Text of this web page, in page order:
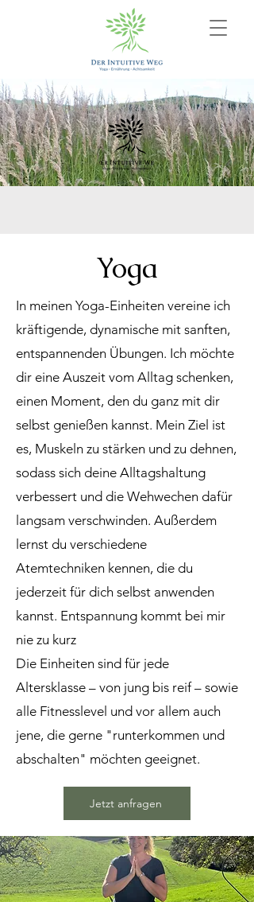
Yoga
In meinen Yoga-Einheiten vereine ich
kräftigende, dynamische mit sanften,
entspannenden Übungen. Ich möchte
dir eine Auszeit vom Alltag schenken,
einen Moment, den du ganz mit dir
selbst genießen kannst. Mein Ziel ist
es, Muskeln zu stärken und zu dehnen,
sodass sich deine Alltagshaltung
verbessert und die Wehwechen dafür
langsam verschwinden. Außerdem
lernst du verschiedene
Atemtechniken kennen, die du
jederzeit für dich selbst anwenden
kannst. Entspannung kommt bei mir
nie zu kurz
Die Einheiten sind für jede
Altersklasse – von jung bis reif – sowie
alle Fitnesslevel und vor allem auch
jene, die gerne "runterkommen und
abschalten" möchten geeignet.
Jetzt anfragen